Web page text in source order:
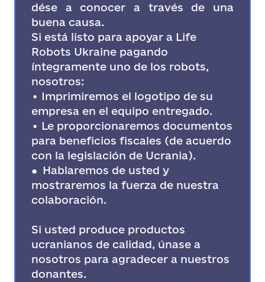
dése a conocer a través de una
buena causa.
Si está listo para apoyar a Life
Robots Ukraine pagando
íntegramente uno de los robots,
nosotros:
• Imprimiremos el logotipo de su
empresa en el equipo entregado.
• Le proporcionaremos documentos
para beneficios fiscales (de acuerdo
con la legislación de Ucrania).
● Hablaremos de usted y
mostraremos la fuerza de nuestra
colaboración.
Si usted produce productos
ucranianos de calidad, únase a
nosotros para agradecer a nuestros
donantes.